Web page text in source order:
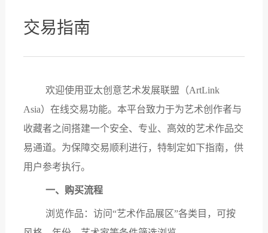
交易指南
欢迎使用亚太创意艺术发展联盟（ArtLink
Asia）在线交易功能。本平台致力于为艺术创作者与
收藏者之间搭建一个安全、专业、高效的艺术作品交
易通道。为保障交易顺利进行，特制定如下指南，供
用户参考执行。
一、购买流程
浏览作品：访问 “艺术作品展区”各类目，可按